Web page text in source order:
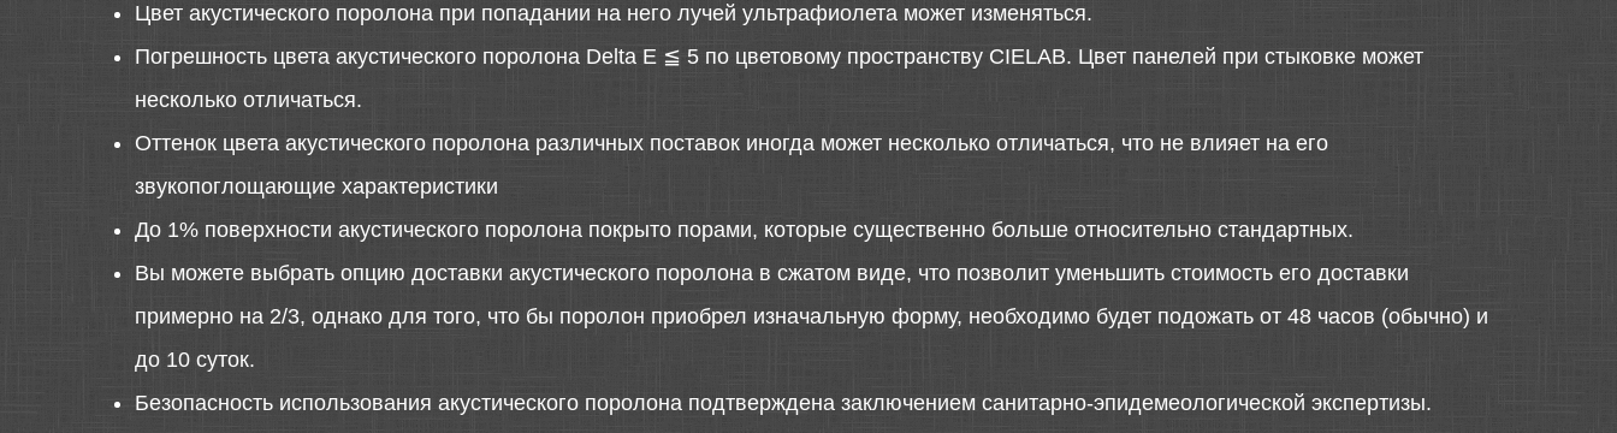
Цвет акустического поролона при попадании на него лучей ультрафиолета может изменяться.
Погрешность цвета акустического поролона Delta E ≦ 5 по цветовому пространству CIELAB. Цвет панелей при стыковке может
несколько отличаться.
Оттенок цвета акустического поролона различных поставок иногда может несколько отличаться, что не влияет на его
звукопоглощающие характеристики
До 1% поверхности акустического поролона покрыто порами, которые существенно больше относительно стандартных.
Вы можете выбрать опцию доставки акустического поролона в сжатом виде, что позволит уменьшить стоимость его доставки
примерно на 2/3, однако для того, что бы поролон приобрел изначальную форму, необходимо будет подожать от 48 часов (обычно) и
до 10 суток.
Безопасность использования акустического поролона подтверждена заключением санитарно-эпидемеологической экспертизы.